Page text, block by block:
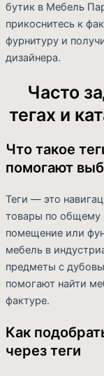
бутик в Мебель
прикоснитесь к
фурнитуру и
дизайнера.
Часто
тегах и
Что такое
помогают
Теги — это
товары по общему
помещение или
мебель в
предметы с
помогают найти
фактуре.
Как
через теги